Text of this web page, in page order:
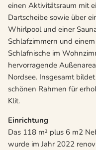
einen Aktivitätsraum mit
Dartscheibe sowie über
Whirlpool und einer
Schlafzimmern und
Schlafnische im
hervorragende
Nordsee. Insgesamt
schönen Rahmen für
Klit.
Einrichtung
Das 118 m² plus 6 m2
wurde im Jahr 2022